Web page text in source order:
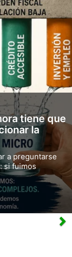
tiene que
la
a preguntarse
si fuimos